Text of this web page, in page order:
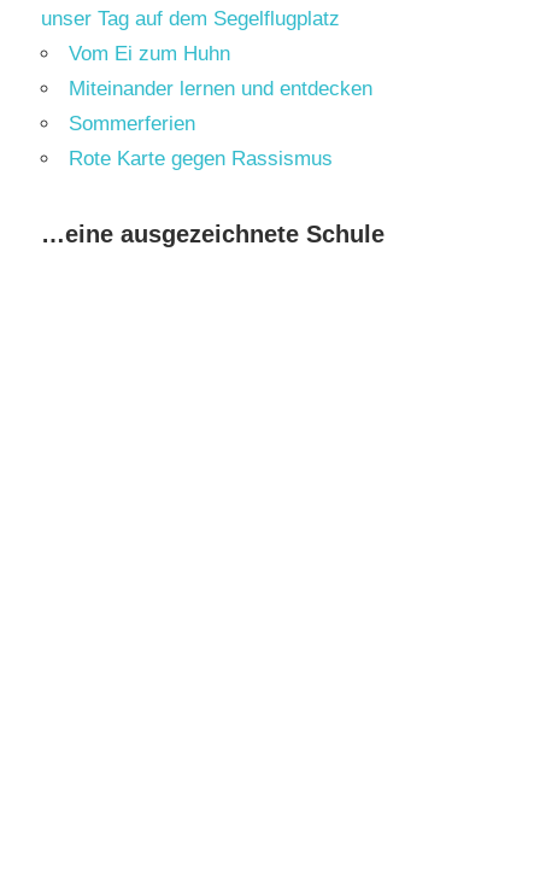
unser Tag auf dem Segelflugplatz
Vom Ei zum Huhn
Miteinander lernen und entdecken
Sommerferien
Rote Karte gegen Rassismus
…eine ausgezeichnete Schule